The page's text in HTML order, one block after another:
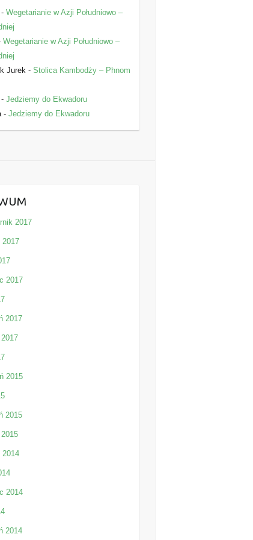
Wegetarianie w Azji Południowo –
Wegetarianie w Azji Południowo –
Jurek- Stolica Kambodży – Phnom
Jedziemy do Ekwadoru
- Jedziemy do Ekwadoru
2017
2017
2017
2017
2015
2015
2014
2014
2014